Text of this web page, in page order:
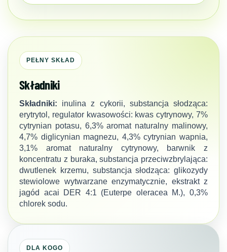
PEŁNY SKŁAD
Składniki
Składniki: inulina z cykorii, substancja słodząca:
erytrytol, regulator kwasowości: kwas cytrynowy, 7%
cytrynian potasu, 6,3% aromat naturalny malinowy,
4,7% diglicynian magnezu, 4,3% cytrynian wapnia,
3,1% aromat naturalny cytrynowy, barwnik z
koncentratu z buraka, substancja przeciwzbrylająca:
dwutlenek krzemu, substancja słodząca: glikozydy
stewiolowe wytwarzane enzymatycznie, ekstrakt z
jagód acai DER 4:1 (Euterpe oleracea M.), 0,3%
chlorek sodu.
DLA KOGO